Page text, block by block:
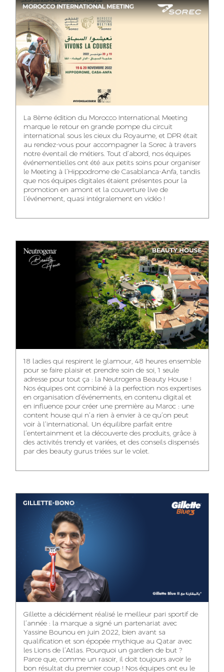
ASMAA MAZZI
ACCOUNT
DIRECTOR
TAHA EL BEIDORI
ART DIRECTOR
FINANCIAL
MANAGER
ACCOUNT
MANAGER
BOUDAR
ART DIRECTOR
FATIMA ZAHRA
DEBBAGH
ACCOUNT
MOHAMED
HARRATIA
DIGITAL MANAGER
NABILA SAMOUN
MEDIA ANALYST
GHITA EL ARABI
EZZAKI SALMA
ACCOUNT
MANAGER
ANASS ELRHAZI
EDITORIAL
MANAGER AND
CONTENT
YAHYA LOULIDI
MEDIA RELATIONS
MANAGER
NIAMA EL YOSSRI
DIGITAL MANAGER
WA-IL ZRYOUIL
PUBLIC RELATIONS
CONSULTANT
NOUREDDINE
SAMADI
ART DIRECTOR
MOHAMED
LEHMOUM
ART DIRECTOR
MEHDI ZERRAD
MANAGER
CHAIMAA
DIGITAL MANAGER
IDMOUSSA SAFAA
PUBLIC RELATIONS
CONSULTANT
NOUHAILA DIKER
IMANE LACHGUER
EXECUTIVE
DOUNIA SADOUK
ACCOUNTANT
OUSSAMA
BENHAMOU
GRAPHIC
DESIGNER
La 8ème édition du Morocco International Meeting
marque le retour en grande pompe du circuit
international sous les cieux du Royaume, et DPR était
au rendez-vous pour accompagner la Sorec à travers
notre éventail de métiers. Tout d’abord, nos équipes
événementielles ont été aux petits soins pour organiser
le Meeting à l’Hippodrome de Casablanca-Anfa, tandis
que nos équipes digitales étaient présentes pour la
promotion en amont et la couverture live de
l’événement, quasi intégralement en vidéo !
18 ladies qui respirent le glamour, 48 heures ensemble
pour se faire plaisir et prendre soin de soi, 1 seule
adresse pour tout ça : la Neutrogena Beauty House !
Nos équipes ont combiné à la perfection nos expertises
en organisation d’événements, en contenu digital et
en influence pour créer une première au Maroc : une
content house qui n’a rien à envier à ce qu’on peut
voir à l’international. Un équilibre parfait entre
l’entertainment et la découverte des produits, grâce à
des activités trendy et variées, et des conseils dispensés
par des beauty gurus triées sur le volet.
Gillette a décidément réalisé le meilleur pari sportif de
l’année : la marque a signé un partenariat avec
Yassine Bounou en juin 2022, bien avant sa
qualification et son épopée mythique au Qatar avec
les Lions de l’Atlas. Pourquoi un gardien de but ?
Parce que, comme un rasoir, il doit toujours avoir le
bon résultat du premier coup ! Nos équipes ont eu le